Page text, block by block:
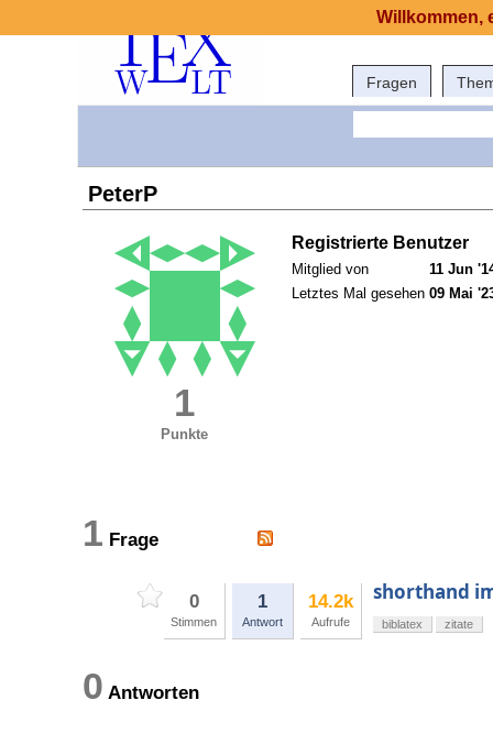
Fragen
PeterP
1
Punkte
Registrierte Benutzer
Mitglied von
11 Jun
Letztes Mal gesehen 09 Mai
1 Frage
0
Stimmen
1
Antwort
14.2k
Aufrufe
shorthand
biblatex zitate
0 Antworten
Willkommen,